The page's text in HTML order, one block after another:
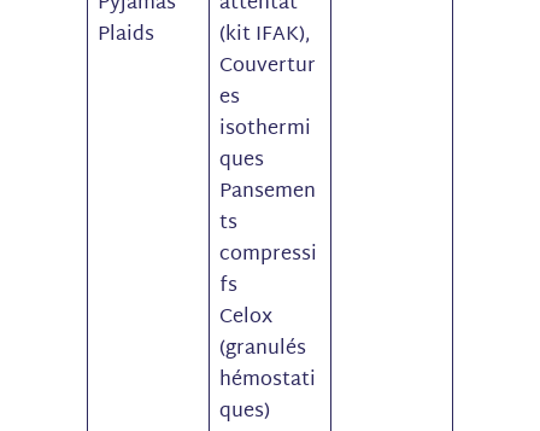
Plaids
(kit IFAK),
Couvertur
es
isothermi
ques
Pansemen
ts
compressi
fs
Celox
(granulés
hémostati
ques)​